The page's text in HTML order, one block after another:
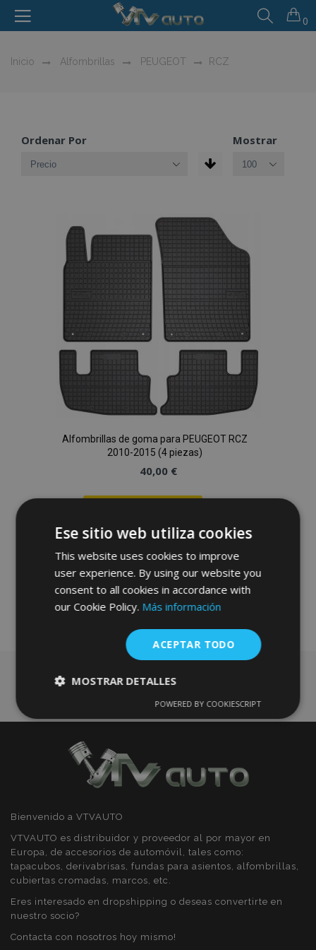
0
Inicio Alfombrillas PEUGEOT RCZ
Ordenar Por Mostrar
Alfombrillas de goma para PEUGEOT RCZ
2010-2015 (4 piezas)
40,00 €
Añadir
a la
Lista
Deseos
Bienvenido a VTVAUTO
VTVAUTO es distribuidor y proveedor al por mayor en
Europa, de accesorios de automóvil, tales como:
tapacubos, derivabrisas, fundas para asientos, alfombrillas,
cubiertas cromadas, marcos, etc.
Eres interesado en dropshipping o deseas convertirte en
nuestro socio?
Contacta con nosotros hoy mismo!
Ese sitio web utiliza cookies
This website uses cookies to improve
user experience. By using our website you
consent to all cookies in accordance with
our Cookie Policy. Más información
ACEPTAR TODO
MOSTRAR DETALLES
estrictamente
Cookies de
rendimiento
Cookies de
Cookies de
Cookies estrictamente necesarias
Cookies de preferencias
POWERED BY COOKIESCRIPT